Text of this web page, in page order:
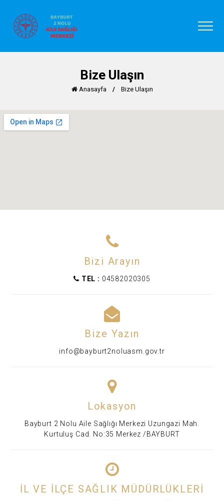
Bize Ulaşın
Anasayfa / Bize Ulaşın
Bizi Arayın
TEL : 04582020305
Bize Yazın
info@bayburt2noluasm.gov.tr
Lokasyon
Bayburt 2 Nolu Aile Sağlığı Merkezi Uzungazi Mah.
Kurtuluş Cad. No:35 Merkez /BAYBURT
İL VE İLÇE SAĞLIK MÜDÜRLÜKLERİ